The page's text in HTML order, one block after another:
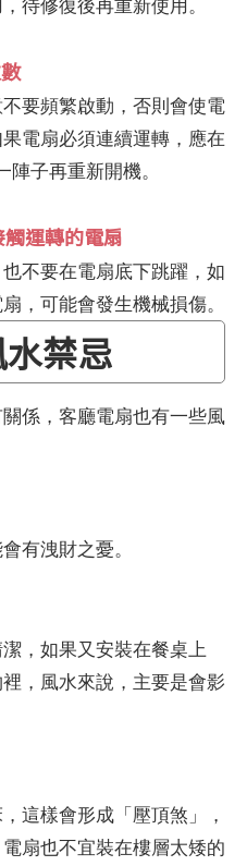
要頻繁啟動，否則會使電
電扇必須連續運轉，應在
子再重新開機。
運轉的電扇
不要在電扇底下跳躍，如
，可能會發生機械損傷。
禁忌
係，客廳電扇也有一些風
有洩財之憂。
，如果又安裝在餐桌上
，風水來說，主要是會影
這樣會形成「壓頂煞」，
扇也不宜裝在樓層太矮的